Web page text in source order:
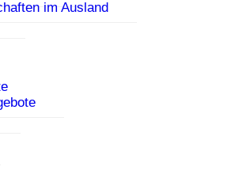
im Ausland
Libanon, Beirut
Ausland?